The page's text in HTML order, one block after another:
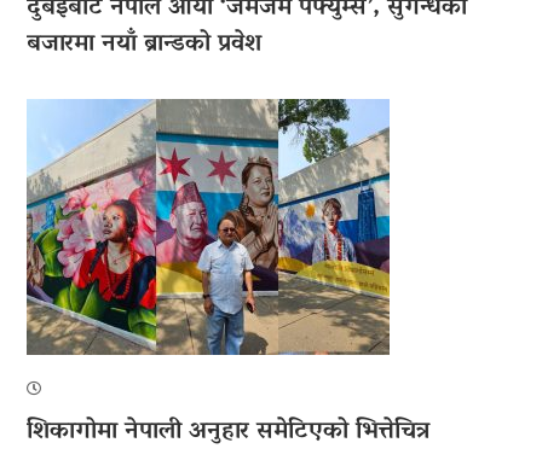
बजारमा नयाँ ब्रान्डको प्रवेश
शिकागोमा नेपाली अनुहार समेटिएको भित्तेचित्र